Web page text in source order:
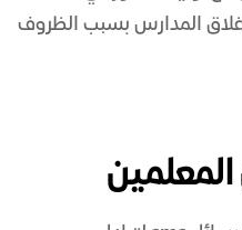
المدارس بسبب الظروف
المعلمين